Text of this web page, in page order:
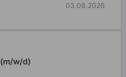
03.08.2026
w/d)